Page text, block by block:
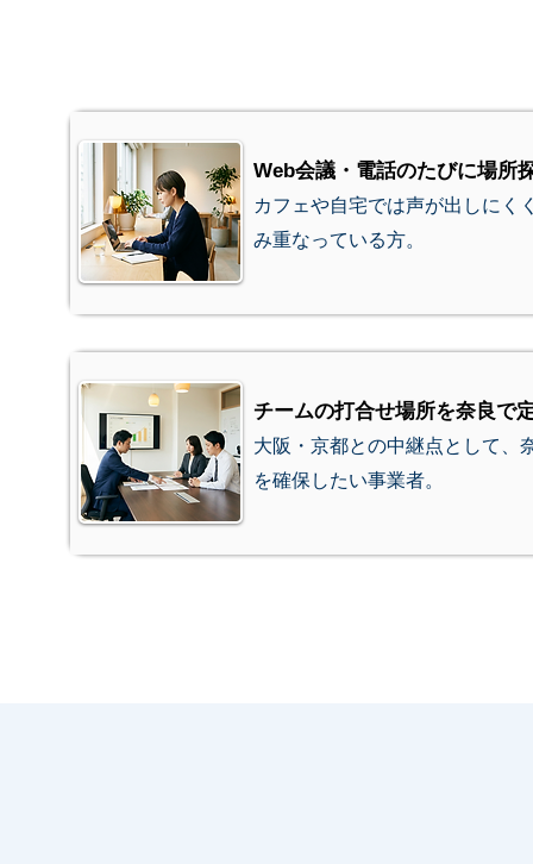
Web会議・電話のたびに場所
カフェや自宅では声が出しにく
み重なっている方。
チームの打合せ場所を奈良で
大阪・京都との中継点として、
を確保したい事業者。